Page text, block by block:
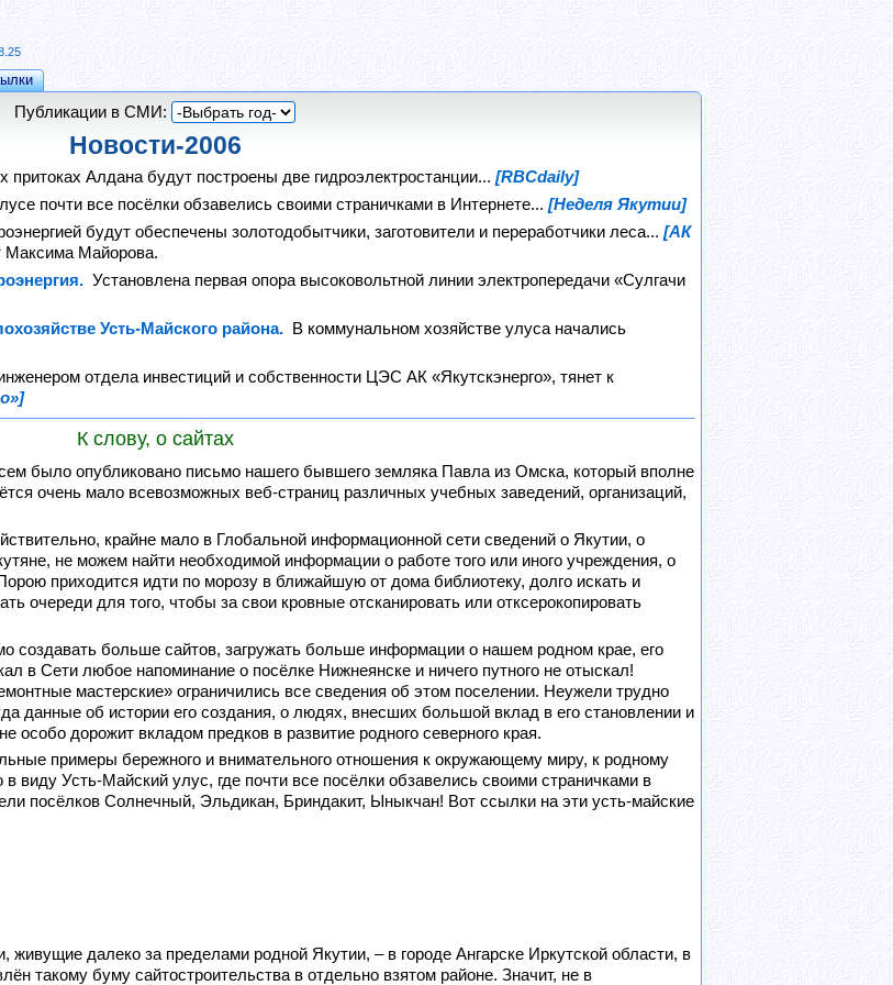
Публикации в СМИ:
Новости-2006
притоках Алдана будут построены две гидроэлектростанции... [RBCdaily]
почти все посёлки обзавелись своими страничками в Интернете... [Неделя Якутии]
будут обеспечены золотодобытчики, заготовители и переработчики леса... [АК
Максима Майорова.
Установлена первая опора высоковольтной линии электропередачи «Сулгачи
Усть-Майского района.
В коммунальном хозяйстве улуса начались
отдела инвестиций и собственности ЦЭС АК «Якутскэнерго», тянет к
К слову, о сайтах
было опубликовано письмо нашего бывшего земляка Павла из Омска, который вполне
очень мало всевозможных веб-страниц различных учебных заведений, организаций,
крайне мало в Глобальной информационной сети сведений о Якутии, о
не можем найти необходимой информации о работе того или иного учреждения, о
приходится идти по морозу в ближайшую от дома библиотеку, долго искать и
очереди для того, чтобы за свои кровные отсканировать или отксерокопировать
создавать больше сайтов, загружать больше информации о нашем родном крае, его
в Сети любое напоминание о посёлке Нижнеянске и ничего путного не отыскал!
мастерские» ограничились все сведения об этом поселении. Неужели трудно
данные об истории его создания, о людях, внесших большой вклад в его становлении и
особо дорожит вкладом предков в развитие родного северного края.
примеры бережного и внимательного отношения к окружающему миру, к родному
виду Усть-Майский улус, где почти все посёлки обзавелись своими страничками в
посёлков Солнечный, Эльдикан, Бриндакит, Ыныкчан! Вот ссылки на эти усть-майские
далеко за пределами родной Якутии, – в городе Ангарске Иркутской области, в
такому буму сайтостроительства в отдельно взятом районе. Значит, не в